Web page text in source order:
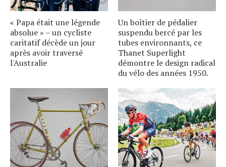
« Papa était une légende
absolue » – un cycliste
caritatif décède un jour
après avoir traversé
l'Australie
Un boîtier de pédalier
suspendu bercé par les
tubes environnants, ce
Thanet Superlight
démontre le design radical
du vélo des années 1950.